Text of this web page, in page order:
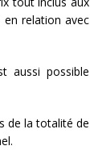
relation avec
aussi possible
de la totalité de